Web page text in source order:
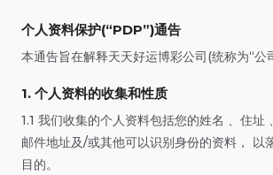
个人资料保护(“PDP”)通告
本通告旨在解释天天好运博彩公司(统称为“公
1. 个人资料的收集和性质
1.1 我们收集的个人资料包括您的姓名 、住址
邮件地址及/或其他可以识别身份的资料， 以
目的。